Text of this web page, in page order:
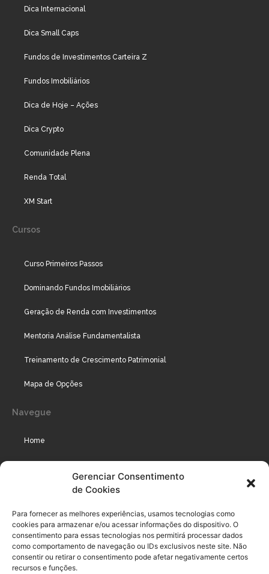
Gerenciar Consentimento
de Cookies
Para fornecer as melhores experiências, usamos tecnologias como
cookies para armazenar e/ou acessar informações do dispositivo. O
consentimento para essas tecnologias nos permitirá processar dados
como comportamento de navegação ou IDs exclusivos neste site. Não
consentir ou retirar o consentimento pode afetar negativamente certos
recursos e funções.
Dica Internacional
Dica Small Caps
Fundos de Investimentos Carteira Z
Fundos Imobiliários
Dica de Hoje – Ações
Dica Crypto
Comunidade Plena
Renda Total
XM Start
Cursos
Curso Primeiros Passos
Dominando Fundos Imobiliários
Geração de Renda com Investimentos
Mentoria Análise Fundamentalista
Treinamento de Crescimento Patrimonial
Mapa de Opções
Navegue
Home
Podcast
Legal